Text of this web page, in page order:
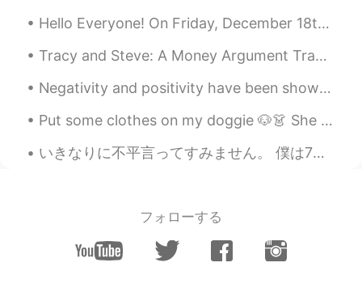
If you buy some chips, sometimes it’s ok
to add condiments
Just ask the clerk before doing it
若い時に私の兄さんが良くした😂
When I was a kid my older brother often
By the way nacho cheese is great with
Fritos
Hello Everyone! On Friday, December 18th, I’ll be traveling to Xian for a one week Christmas holi...
Tracy and Steve: A Money Argument Tracy: What on earth did you spend $195 on last week? Steve: ...
Negativity and positivity have been shown to be contagious. Consider the people with whom you’re ...
Put some clothes on my doggie 🐶👗 She is a shy lady 🙈 I think she looks sweet and cute. Maybe s...
いきなりに不平言ってすみません。 僕は7年以上教えてる。このアプリで英語話す人がとても間違った英語を教えるのが見た。それの間違った教えることので英語を勉強してる人は混乱する。悔しい。すべての英語...
フォローする